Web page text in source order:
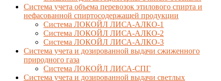
Система учета объема перевозок этилового спирта и
нефасованной спиртосодержащей продукции
Система ЛОКОЙЛ ЛИСА-AЛКО-1
Система ЛОКОЙЛ ЛИСА-АЛКО-2
Система ЛОКОЙЛ ЛИСА-АЛКО-3
Система учета и дозированной выдачи сжиженного
природного газа
Система ЛОКОЙЛ ЛИСА-СПГ
Система учета и дозированной выдачи светлых